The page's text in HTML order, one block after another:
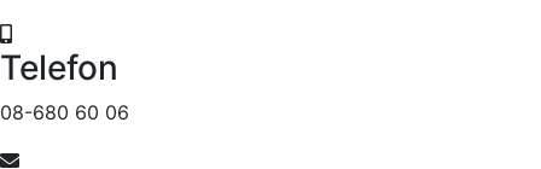
Telefon
08-680 60 06